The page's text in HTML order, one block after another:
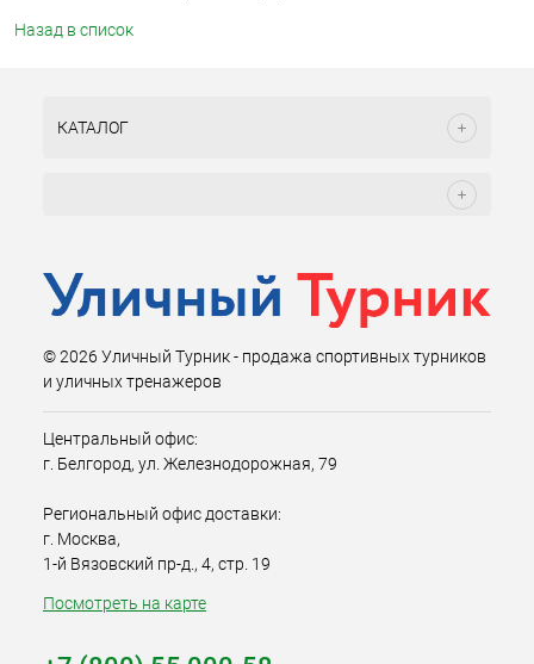
Назад в список
КАТАЛОГ
© 2026 Уличный Турник - продажа спортивных турников
и уличных тренажеров
Центральный офис:
г. Белгород, ул. Железнодорожная, 79
Региональный офис доставки:
г. Москва,
1-й Вязовский пр-д., 4, стр. 19
Посмотреть на карте